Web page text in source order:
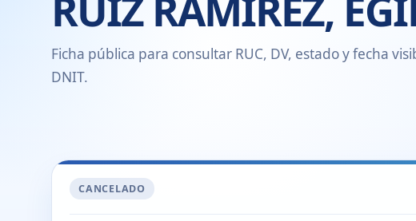
Ficha pública para consultar RUC, DV, estado y fecha
DNIT.
CANCELADO